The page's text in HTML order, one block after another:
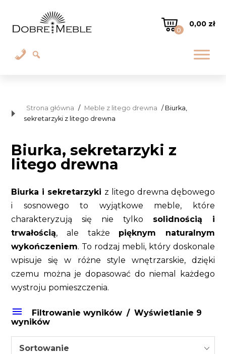
0
0,00 zł
Strona główna / Meble z litego drewna / Biurka,
sekretarzyki z litego drewna
Biurka, sekretarzyki z
litego drewna
Biurka i sekretarzyki z litego drewna dębowego
i sosnowego to wyjątkowe meble, które
charakteryzują się nie tylko solidnością i
trwałością, ale także pięknym naturalnym
wykończeniem. To rodzaj mebli, który doskonale
wpisuje się w różne style wnętrzarskie, dzięki
czemu można je dopasować do niemal każdego
wystroju pomieszczenia.
Filtrowanie wyników
Wyświetlanie 9
wyników
Sortowanie